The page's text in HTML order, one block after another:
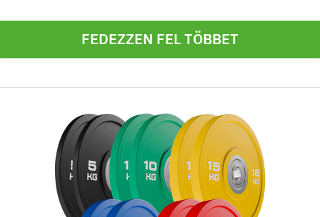
FEDEZZEN FEL TÖBBET